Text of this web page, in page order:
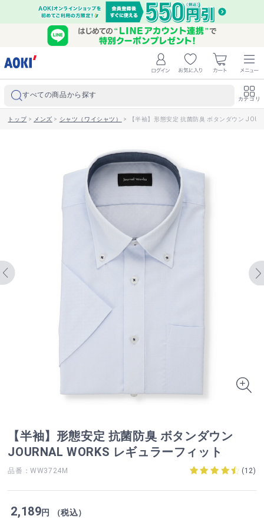
すべての商品から探す カテゴリ
トップ> メンズ > シャツ（ワイシャツ） > 【半袖】形態安定 抗菌防臭 ボタンダウン
【半袖】形態安定 抗菌防臭 ボタンダウン
JOURNAL WORKS レギュラーフィット
品番：WW3724M (12)
2,189円 （税込）